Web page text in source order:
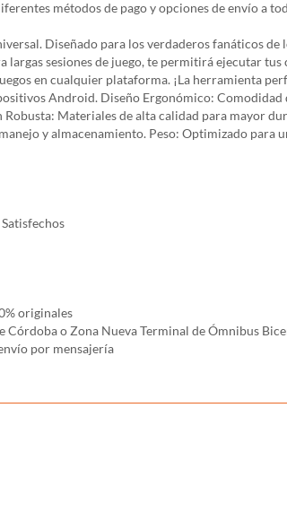
métodos de pago y opciones de envío a
Diseñado para los verdaderos fanáticos
sesiones de juego, te permitirá ejecutar
en cualquier plataforma. ¡La herramienta
Android. Diseño Ergonómico:
Materiales de alta calidad para mayor
y almacenamiento. Peso: Optimizado para
originales
Córdoba o Zona Nueva Terminal de Ómnibus
por mensajería